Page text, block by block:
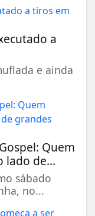
a
e ainda
Quem
lado de...
sábado
no...